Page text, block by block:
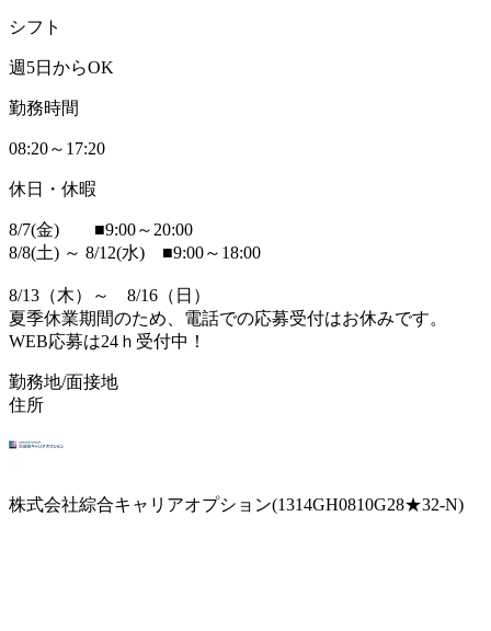
シフト
週5日からOK
勤務時間
08:20～17:20
休日・休暇
8/7(金) ■9:00～20:00
8/8(土) ～ 8/12(水) ■9:00～18:00
8/13（木）～ 8/16（日）
夏季休業期間のため、電話での応募受付はお休みです。
WEB応募は24ｈ受付中！
勤務地/面接地
住所
株式会社綜合キャリアオプション(1314GH0810G28★32-N)